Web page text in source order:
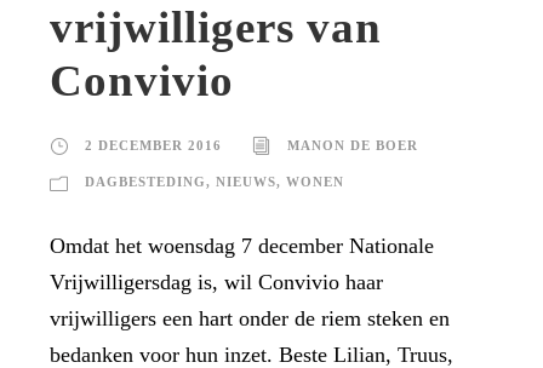
vrijwilligers van
Convivio
2 DECEMBER 2016 MANON DE BOER
DAGBESTEDING, NIEUWS, WONEN
Omdat het woensdag 7 december Nationale
Vrijwilligersdag is, wil Convivio haar
vrijwilligers een hart onder de riem steken en
bedanken voor hun inzet. Beste Lilian, Truus,